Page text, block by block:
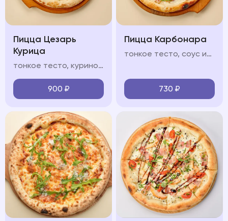
Пицца Цезарь
Курица
тонкое тесто, куриное филе, соус "Цезарь", помидоры черри, сливочный соус, моцарелла, зелень микс, пармезан
900 ₽
Пицца Карбонара
тонкое тесто, соус из томатов, моцарелла, бекон, пармезан, прованские травы, чеснок
730 ₽